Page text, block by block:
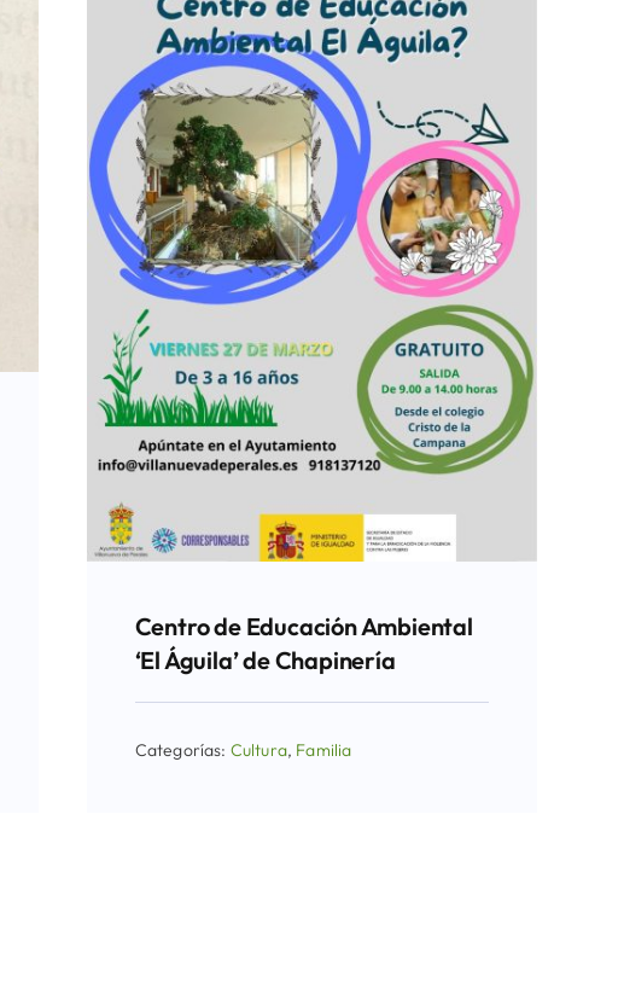
Centro de Educación Ambiental
‘El Águila’ de Chapinería
Categorías: Cultura, Familia